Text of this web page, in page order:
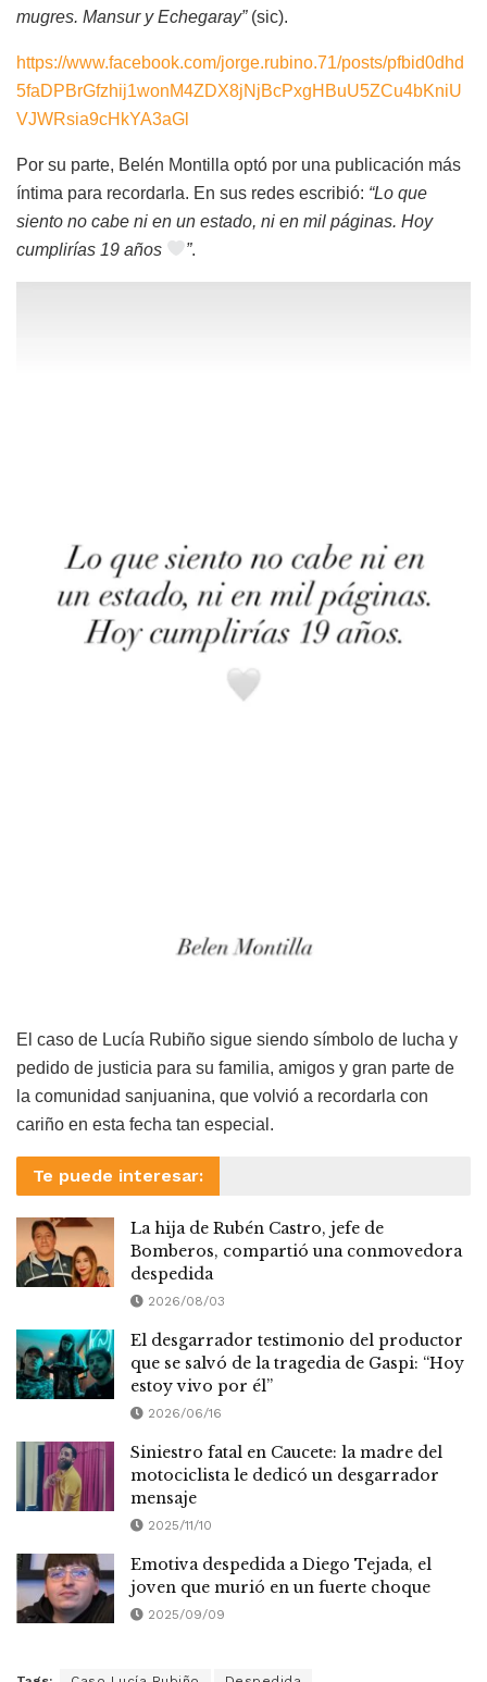
mugres. Mansur y Echegaray”(sic).
https://www.facebook.com/jorge.rubino.71/posts/pfbid0dhd
5faDPBrGfzhij1wonM4ZDX8jNjBcPxgHBuU5ZCu4bKniU
VJWRsia9cHkYA3aGl
Por su parte, Belén Montilla optó por una publicación más
íntima para recordarla. En sus redes escribió: “Lo que
siento no cabe ni en un estado, ni en mil páginas. Hoy
cumplirías 19 años
”.
El caso de Lucía Rubiño sigue siendo símbolo de lucha y
pedido de justicia para su familia, amigos y gran parte de
la comunidad sanjuanina, que volvió a recordarla con
cariño en esta fecha tan especial.
Te puede interesar:
La hija de Rubén Castro, jefe de
Bomberos, compartió una conmovedora
despedida
2026/08/03
El desgarrador testimonio del productor
que se salvó de la tragedia de Gaspi: “Hoy
estoy vivo por él”
2026/06/16
Siniestro fatal en Caucete: la madre del
motociclista le dedicó un desgarrador
mensaje
2025/11/10
Emotiva despedida a Diego Tejada, el
joven que murió en un fuerte choque
2025/09/09